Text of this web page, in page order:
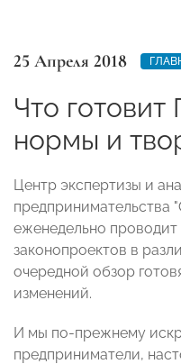
25 Апреля 2018
Что готовит
нормы и
Центр экспертизы и
еженедельно проводит
законопроектов в
очередной обзор
изменений.
И мы по-прежнему
предприниматели,